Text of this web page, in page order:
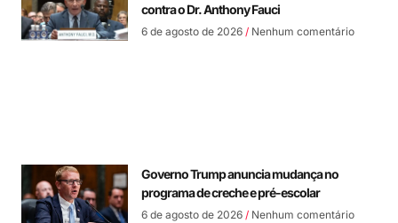
contra o Dr. Anthony Fauci
6 de agosto de 2026 Nenhum comentário
Governo Trump anuncia mudança no
programa de creche e pré-escolar
6 de agosto de 2026 Nenhum comentário